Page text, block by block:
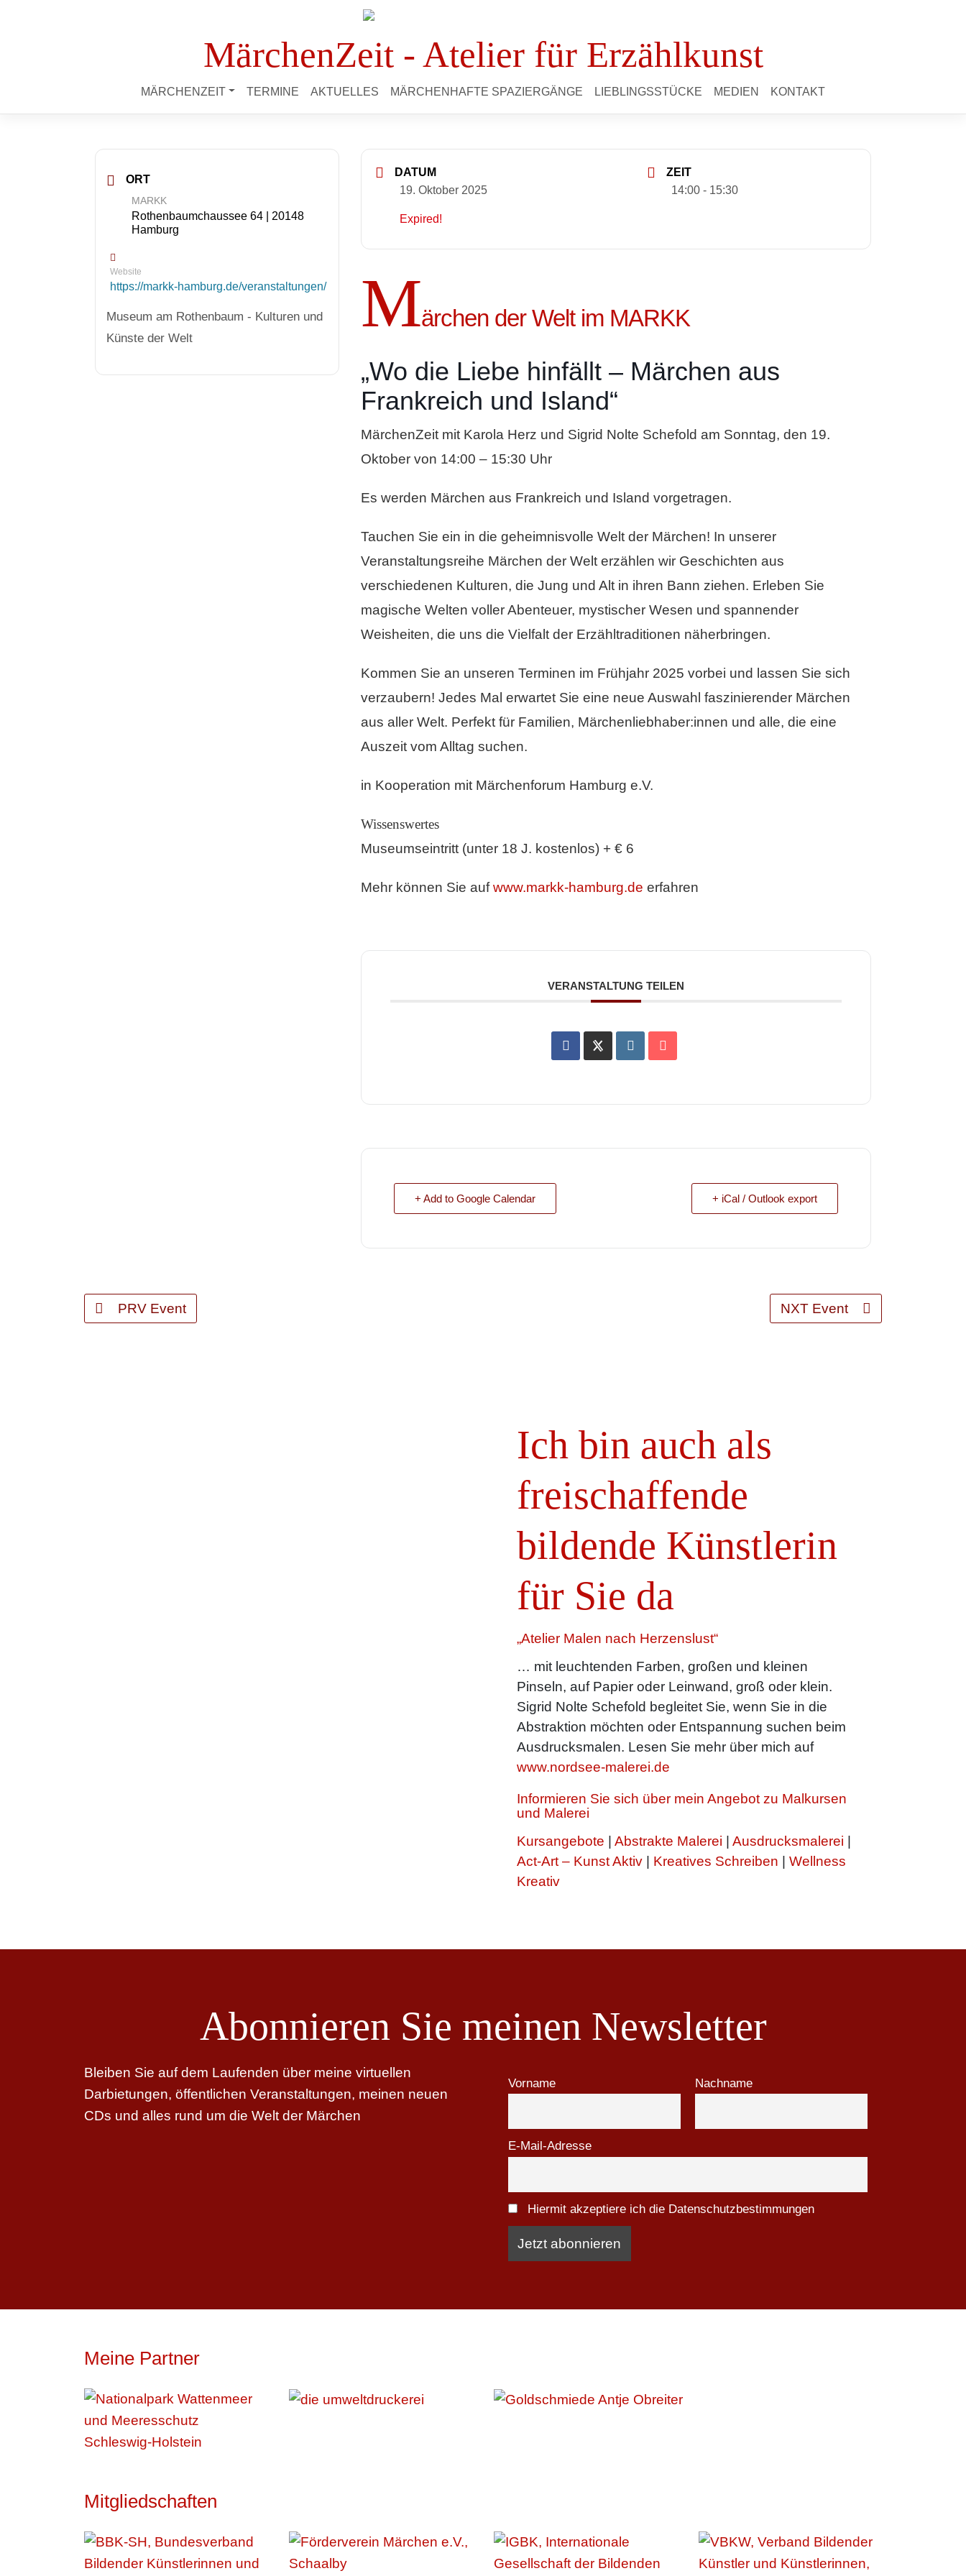
MärchenZeit - Atelier für Erzählkunst
MÄRCHENZEIT TERMINE AKTUELLES MÄRCHENHAFTE SPAZIERGÄNGE LIEBLINGSSTÜCKE MEDIEN KONTAKT
ORT
MARKK
Rothenbaumchaussee 64 | 20148
Hamburg
Website
https://markk-hamburg.de/veranstaltungen/
Museum am Rothenbaum - Kulturen und
Künste der Welt
DATUM
19. Oktober 2025
Expired!
ZEIT
14:00 - 15:30
Märchen der Welt im MARKK
„Wo die Liebe hinfällt – Märchen aus
Frankreich und Island“
MärchenZeit mit Karola Herz und Sigrid Nolte Schefold am Sonntag, den 19.
Oktober von 14:00 – 15:30 Uhr
Es werden Märchen aus Frankreich und Island vorgetragen.
Tauchen Sie ein in die geheimnisvolle Welt der Märchen! In unserer
Veranstaltungsreihe Märchen der Welt erzählen wir Geschichten aus
verschiedenen Kulturen, die Jung und Alt in ihren Bann ziehen. Erleben Sie
magische Welten voller Abenteuer, mystischer Wesen und spannender
Weisheiten, die uns die Vielfalt der Erzähltraditionen näherbringen.
Kommen Sie an unseren Terminen im Frühjahr 2025 vorbei und lassen Sie sich
verzaubern! Jedes Mal erwartet Sie eine neue Auswahl faszinierender Märchen
aus aller Welt. Perfekt für Familien, Märchenliebhaber:innen und alle, die eine
Auszeit vom Alltag suchen.
in Kooperation mit Märchenforum Hamburg e.V.
Wissenswertes
Museumseintritt (unter 18 J. kostenlos) + € 6
Mehr können Sie aufwww.markk-hamburg.de erfahren
VERANSTALTUNG TEILEN
+ Add to Google Calendar + iCal / Outlook export
PRV Event NXT Event
Ich bin auch als
freischaffende
bildende Künstlerin
für Sie da
„Atelier Malen nach Herzenslust“
… mit leuchtenden Farben, großen und kleinen
Pinseln, auf Papier oder Leinwand, groß oder klein.
Sigrid Nolte Schefold begleitet Sie, wenn Sie in die
Abstraktion möchten oder Entspannung suchen beim
Ausdrucksmalen. Lesen Sie mehr über mich auf
www.nordsee-malerei.de
Informieren Sie sich über mein Angebot zu Malkursen
und Malerei
Kursangebote | Abstrakte Malerei | Ausdrucksmalerei |
Act-Art – Kunst Aktiv | Kreatives Schreiben | Wellness
Kreativ
Abonnieren Sie meinen Newsletter
Bleiben Sie auf dem Laufenden über meine virtuellen
Darbietungen, öffentlichen Veranstaltungen, meinen neuen
CDs und alles rund um die Welt der Märchen
Vorname Nachname
E-Mail-Adresse
Hiermit akzeptiere ich die Datenschutzbestimmungen
Meine Partner
Mitgliedschaften